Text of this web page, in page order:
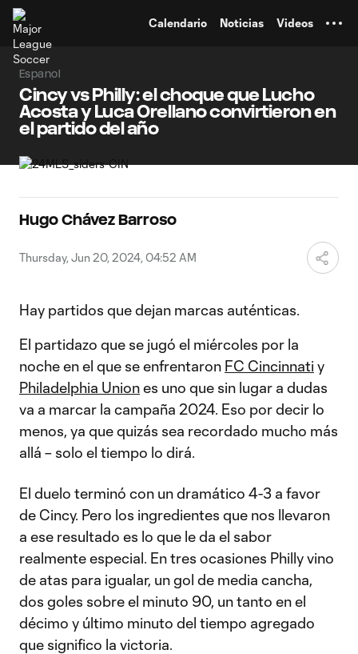
Calendario Noticias Videos
Espanol
Cincy vs Philly: el choque que Lucho
Acosta y Luca Orellano convirtieron en
el partido del año
Hugo Chávez Barroso
Thursday, Jun 20, 2024, 04:52 AM
Hay partidos que dejan marcas auténticas.
El partidazo que se jugó el miércoles por la
noche en el que se enfrentaron FC Cincinnati y
Philadelphia Uniones uno que sin lugar a dudas
va a marcar la campaña 2024. Eso por decir lo
menos, ya que quizás sea recordado mucho más
allá – solo el tiempo lo dirá.
El duelo terminó con un dramático 4-3 a favor
de Cincy. Pero los ingredientes que nos llevaron
a ese resultado es lo que le da el sabor
realmente especial. En tres ocasiones Philly vino
de atas para igualar, un gol de media cancha,
dos goles sobre el minuto 90, un tanto en el
décimo y último minuto del tiempo agregado
que significo la victoria.